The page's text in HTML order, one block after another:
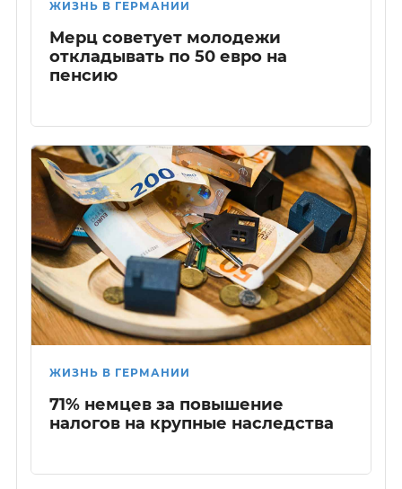
ЖИЗНЬ В ГЕРМАНИИ
Мерц советует молодежи
откладывать по 50 евро на
пенсию
ЖИЗНЬ В ГЕРМАНИИ
71% немцев за повышение
налогов на крупные наследства